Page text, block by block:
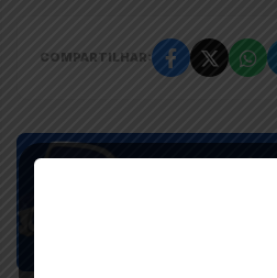
COMPARTILHAR: